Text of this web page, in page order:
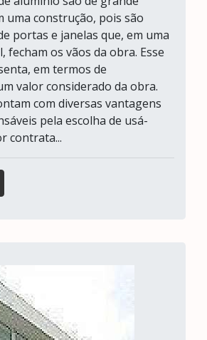
uma construção, pois são
portas e janelas que, em uma
fecham os vãos da obra. Esse
em termos de
valor considerado da obra.
com diversas vantagens
pela escolha de usá-
contrata...